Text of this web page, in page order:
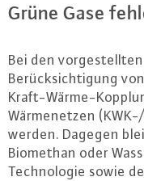
Grüne Gase
Bei den
Be­rück­sich­ti­gung
Kraft-Wär­me-
Wär­me­net­zen
werden. Dagegen
Biomethan oder
Tech­no­lo­gie sowie